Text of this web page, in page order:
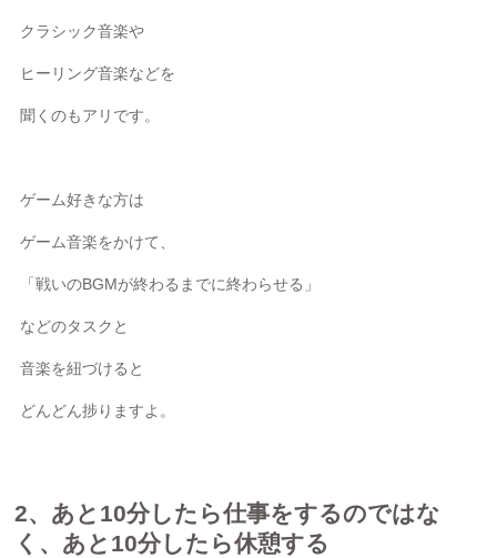
クラシック音楽や
ヒーリング音楽などを
聞くのもアリです。
ゲーム好きな方は
ゲーム音楽をかけて、
「戦いのBGMが終わるまでに終わらせる」
などのタスクと
音楽を紐づけると
どんどん捗りますよ。
2、あと10分したら仕事をするのではな
く、あと10分したら休憩する